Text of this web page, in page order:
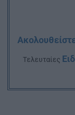
Tελευταίες